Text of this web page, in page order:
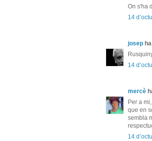
On s'ha
14
josep
14
mercè
Per a
que en
sembla
14